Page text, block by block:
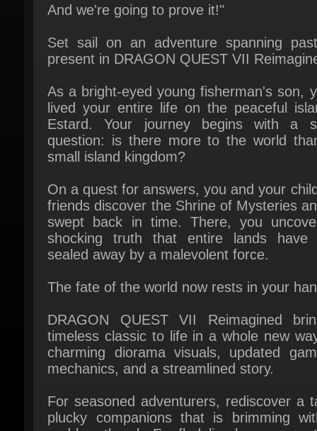
Set sail on an adventure spanning past
present in DRAGON QUEST VII
As a bright-eyed young fisherman's son,
lived your entire life on the peaceful
Estard. Your journey begins with a
question: is there more to the world
small island kingdom?
On a quest for answers, you and your
friends discover the Shrine of Mysteries
swept back in time. There, you
shocking truth that entire lands have
sealed away by a malevolent force.
The fate of the world now rests in your
timeless classic to life in a whole new
mechanics, and a streamlined story.
For seasoned adventurers, rediscover a
plucky companions that is brimming
series, this is a great place to begin
DRAGON QUEST journey.